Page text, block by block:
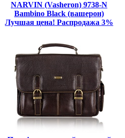
NARVIN (Vasheron) 9738-N
Bambino Black (вашерон)
Лучшая цена! Распродажа 3%